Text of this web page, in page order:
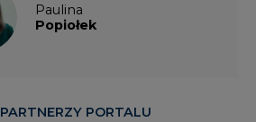
Paulina
Popiołek
PARTNERZY PORTALU